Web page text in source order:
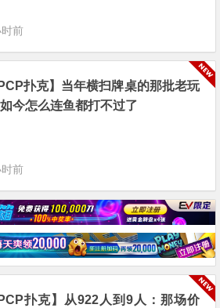
前
扑克】当年横扫牌桌的那批老玩
今怎么连鱼都打不过了
前
扑克】从922人到9人：那场价